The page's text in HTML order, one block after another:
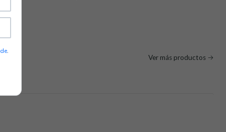
Ver más productos
.